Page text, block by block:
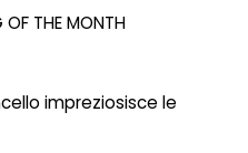
OF THE MONTH
impreziosisce le